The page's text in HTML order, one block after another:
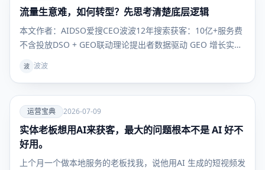
运营宝
流量生意难，如何转型？先思考清楚底层逻辑
本文作者：AIDSO爱搜CEO波波12年搜索获客：10亿+服务费
不含投放DSO + GEO联动理论提出者数据驱动 GEO 增长实战
然就不灵了。投流ROI打不平，内容发了一堆连个水花都没
波 波波
爱
运营宝
典
运营宝典 2026-07-09
实体老板想用AI来获客，最大的问题根本不是 AI 好不
好用。
上个月一个做本地服务的老板找我，说他用AI 生成的短视频发